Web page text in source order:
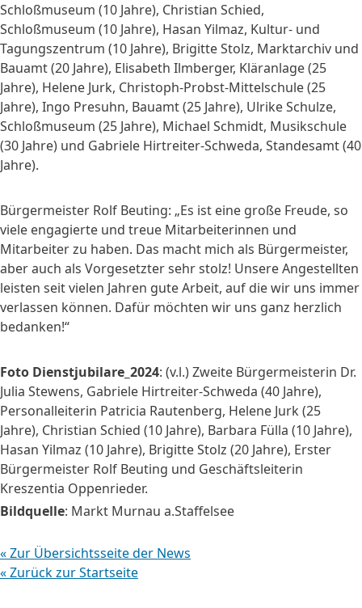
Schloßmuseum (10 Jahre), Christian Schied,
Schloßmuseum (10 Jahre), Hasan Yilmaz, Kultur- und
Tagungszentrum (10 Jahre), Brigitte Stolz, Marktarchiv und
Bauamt (20 Jahre), Elisabeth Ilmberger, Kläranlage (25
Jahre), Helene Jurk, Christoph-Probst-Mittelschule (25
Jahre), Ingo Presuhn, Bauamt (25 Jahre), Ulrike Schulze,
Schloßmuseum (25 Jahre), Michael Schmidt, Musikschule
(30 Jahre) und Gabriele Hirtreiter-Schweda, Standesamt (40
Jahre).
Bürgermeister Rolf Beuting: „Es ist eine große Freude, so
viele engagierte und treue Mitarbeiterinnen und
Mitarbeiter zu haben. Das macht mich als Bürgermeister,
aber auch als Vorgesetzter sehr stolz! Unsere Angestellten
leisten seit vielen Jahren gute Arbeit, auf die wir uns immer
verlassen können. Dafür möchten wir uns ganz herzlich
bedanken!“
Foto Dienstjubilare_2024: (v.l.) Zweite Bürgermeisterin Dr.
Julia Stewens, Gabriele Hirtreiter-Schweda (40 Jahre),
Personalleiterin Patricia Rautenberg, Helene Jurk (25
Jahre), Christian Schied (10 Jahre), Barbara Fülla (10 Jahre),
Hasan Yilmaz (10 Jahre), Brigitte Stolz (20 Jahre), Erster
Bürgermeister Rolf Beuting und Geschäftsleiterin
Kreszentia Oppenrieder.
Bildquelle: Markt Murnau a.Staffelsee
« Zur Übersichtsseite der News
« Zurück zur Startseite